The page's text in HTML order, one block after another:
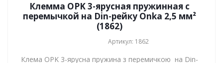
Клемма OPK 3-ярусная пружинная с
перемычкой на Din-рейку Onka 2,5 мм²
(1862)
Артикул: 1862
Клема OPK 3-ярусна пружина з перемичкою на Din-